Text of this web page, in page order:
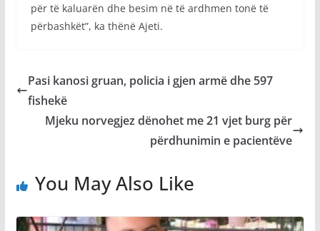
për të kaluarën dhe besim në të ardhmen tonë të
përbashkët”, ka thënë Ajeti.
Pasi kanosi gruan, policia i gjen armë dhe 597
fishekë
Mjeku norvegjez dënohet me 21 vjet burg për
përdhunimin e pacientëve
You May Also Like